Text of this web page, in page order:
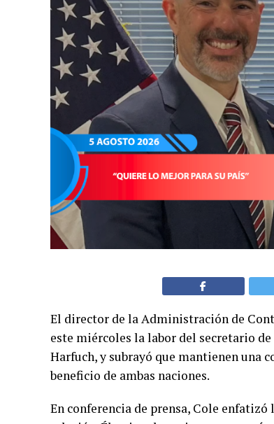
El director de la Administración de
este miércoles la labor del secretario
Harfuch, y subrayó que mantienen una
beneficio de ambas naciones.
En conferencia de prensa, Cole